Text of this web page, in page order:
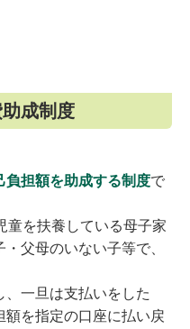
成制度
負担額を助成する制度で
童を扶養している母子家
父母のいない子等で、
、一旦は支払いをした
を指定の口座に払い戻